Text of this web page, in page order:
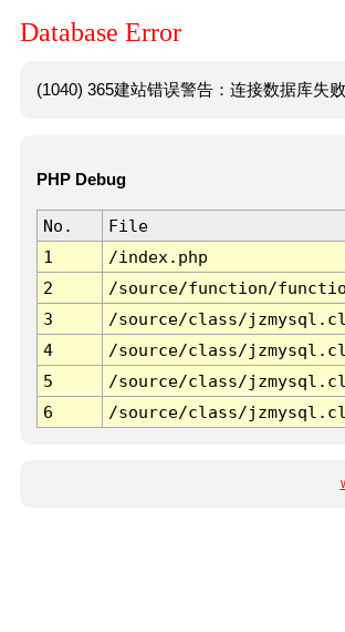
Database Error
(1040) 365建站错误警告：连接数据库失
PHP Debug
No. File
1
/index.php
2
/source/function/
3
/source/class/
4
/source/class/
5
/source/class/
6
/source/class/